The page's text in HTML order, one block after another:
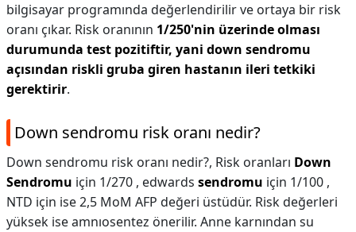
bilgisayar programında değerlendirilir ve ortaya bir risk
oranı çıkar. Risk oranının 1/250'nin üzerinde olması
durumunda test pozitiftir, yani down sendromu
açısından riskli gruba giren hastanın ileri tetkiki
gerektirir.
Down sendromu risk oranı nedir?
Down sendromu risk oranı nedir?, Risk oranları Down
Sendromu için 1/270 , edwards sendromu için 1/100 ,
NTD için ise 2,5 MoM AFP değeri üstüdür. Risk değerleri
yüksek ise amnıosentez önerilir. Anne karnından su